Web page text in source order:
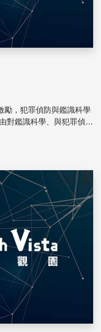
勵，犯罪偵防與鑑識科學
對鑑識科學、與犯罪偵防
儲存